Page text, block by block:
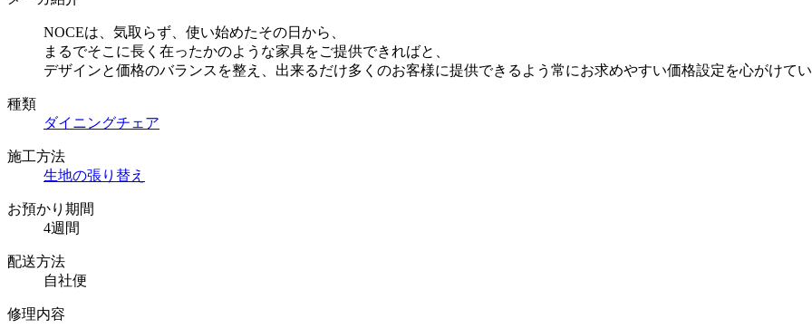
NOCEは、気取らず、使い始めたその日から、
まるでそこに長く在ったかのような家具をご提供できればと、
デザインと価格のバランスを整え、出来るだけ多くのお客様に提供できるよう常にお求めやすい価格設定を心がけて
種類
ダイニングチェア
施工方法
生地の張り替え
お預かり期間
4週間
配送方法
自社便
修理内容